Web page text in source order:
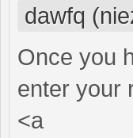
dawfq
Once you
enter your
<a